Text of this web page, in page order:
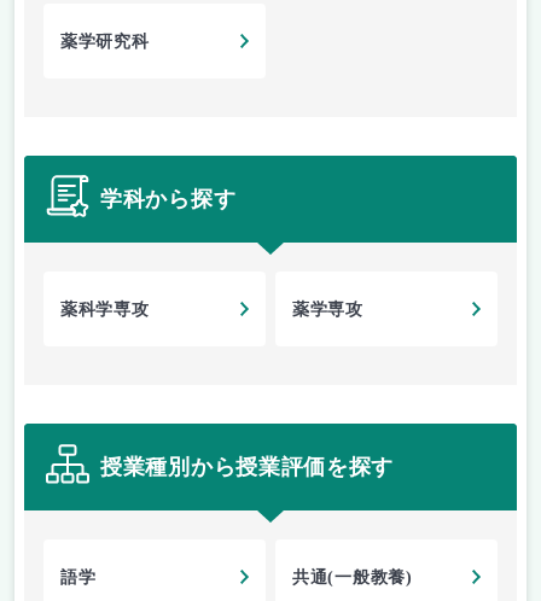
薬学研究科
学科から探す
薬科学専攻 薬学専攻
授業種別から授業評価を探す
語学 共通(一般教養)